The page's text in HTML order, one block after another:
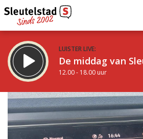
LUISTER LIVE:
De middag van
12.00 - 18.00 uur
STRAKS:
De vrijdagavond met Keanu
18.00 - 19.00 uur
Vorig uur
uur 1 van 0